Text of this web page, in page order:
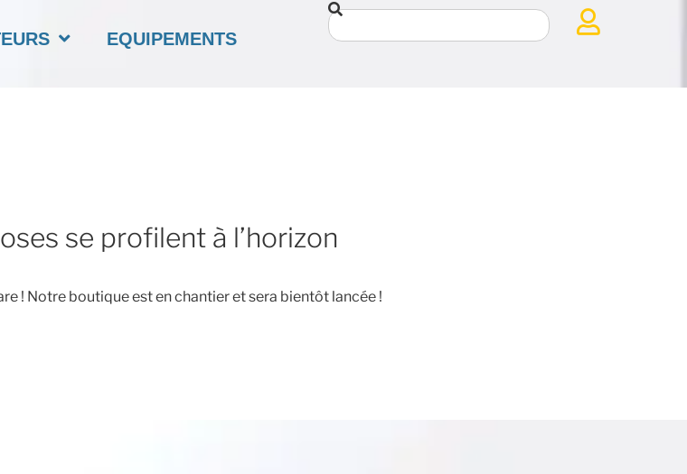
EQUIPEMENTS
se profilent à l’horizon
! Notre boutique est en chantier et sera bientôt lancée !